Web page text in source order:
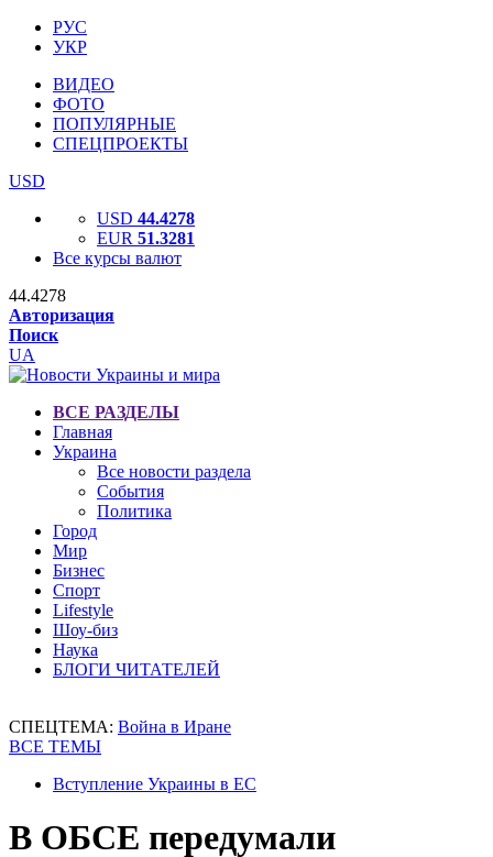
РУС
УКР
ВИДЕО
ФОТО
ПОПУЛЯРНЫЕ
СПЕЦПРОЕКТЫ
USD
USD 44.4278
EUR 51.3281
Все курсы валют
44.4278
Авторизация
Поиск
UA
ВСЕ РАЗДЕЛЫ
Главная
Украина
Все новости раздела
События
Политика
Город
Мир
Бизнес
Спорт
Lifestyle
Шоу-биз
Наука
БЛОГИ ЧИТАТЕЛЕЙ
СПЕЦТЕМА: Война в Иране
ВСЕ ТЕМЫ
Вступление Украины в ЕС
В ОБСЕ передумали